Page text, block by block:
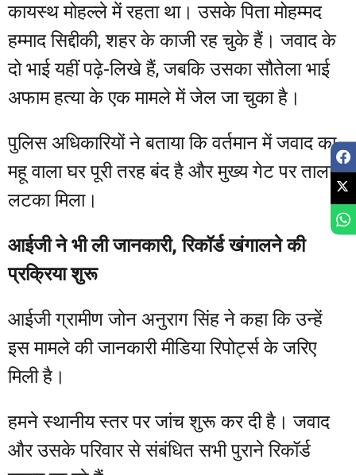
कायस्थ मोहल्ले में रहता था। उसके पिता मोहम्मद
हम्माद सिद्दीकी, शहर के काजी रह चुके हैं। जवाद के
दो भाई यहीं पढ़े-लिखे हैं, जबकि उसका सौतेला भाई
अफाम हत्या के एक मामले में जेल जा चुका है।
पुलिस अधिकारियों ने बताया कि वर्तमान में जवाद का
महू वाला घर पूरी तरह बंद है और मुख्य गेट पर ताला
लटका मिला।
आईजी ने भी ली जानकारी, रिकॉर्ड खंगालने की
प्रक्रिया शुरू
आईजी ग्रामीण जोन अनुराग सिंह ने कहा कि उन्हें
इस मामले की जानकारी मीडिया रिपोर्ट्स के जरिए
मिली है।
हमने स्थानीय स्तर पर जांच शुरू कर दी है। जवाद
और उसके परिवार से संबंधित सभी पुराने रिकॉर्ड